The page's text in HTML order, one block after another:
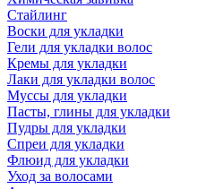
Стайлинг
Воски для укладки
Гели для укладки волос
Кремы для укладки
Лаки для укладки волос
Муссы для укладки
Пасты, глины для укладки
Пудры для укладки
Спреи для укладки
Флюид для укладки
Уход за волосами